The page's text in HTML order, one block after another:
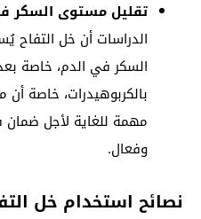
تقليل مستوى السكر
الدراسات أن خل التفاح
السكر في الدم، خاصة
بالكربوهيدرات، خاصة
مهمة للغاية لأجل
وفعال.
نصائح استخدام خل